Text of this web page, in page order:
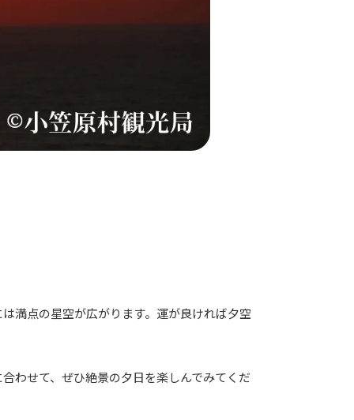
満点の星空が広がります。運が良ければ夕空
わせて、ぜひ絶景の夕日を楽しんでみてくだ